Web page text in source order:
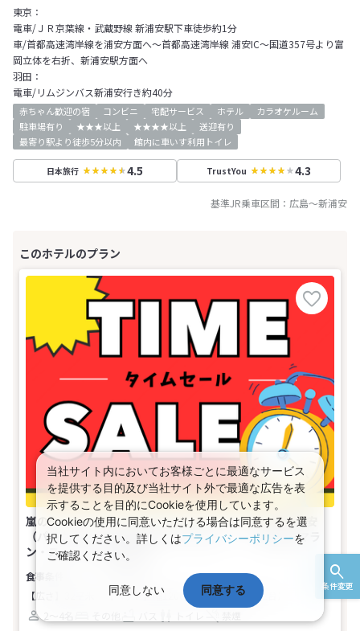
条件変更
東京：
電車/ＪＲ京葉線・武蔵野線 新浦安駅下車徒歩約1分
車/首都高速湾岸線を浦安方面へ～首都高速湾岸線 浦安IC～国道357号より富
岡立体を右折、新浦安駅方面へ
羽田：
電車/リムジンバス新浦安行き約40分
赤ちゃん歓迎の宿 コンビニ 宅配サービス ホテル
カラオケルーム
駐車場有り
★★★以上 ★★★★以上
送迎有り
最寄り駅より徒歩5分以内
館内に車いす利用トイレ
日本旅行 4.5 TrustYou 4.3
基準JR乗車区間： 広島～新浦安
嵐のタイムセール♪アクセスセットで行く！舞浜・新浦安
（パークチケットは含まれていません）□ －【禁煙】マラ
ン・スーペリア(2名1室)
【広さ】32平米
【ベッド】幅120cm×長さ200cm（2台）
当社サイト内においてお客様ごとに最適なサービス
を提供する目的及び当社サイト外で最適な広告を表
示することを目的にCookieを使用しています。
Cookieの使用に同意いただける場合は同意するを選
択してください。詳しくはプライバシーポリシーを
ご確認ください。
同意しない 同意する